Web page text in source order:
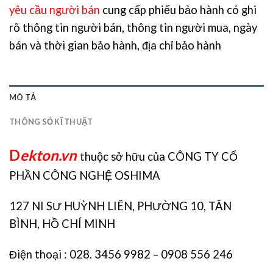
yêu cầu người bán cung cấp phiếu bảo hành có ghi
rõ thông tin người bán, thông tin người mua, ngày
bán và thời gian bảo hành, địa chỉ bảo hành
MÔ TẢ
THÔNG SỐ KĨ THUẬT
Dekton.vn thuộc sở hữu của CÔNG TY CỔ
PHẦN CÔNG NGHỆ OSHIMA
127 NI SƯ HUỲNH LIÊN, PHƯỜNG 10, TÂN
BÌNH, HỒ CHÍ MINH
Điện thoại : 028. 3456 9982 – 0908 556 246